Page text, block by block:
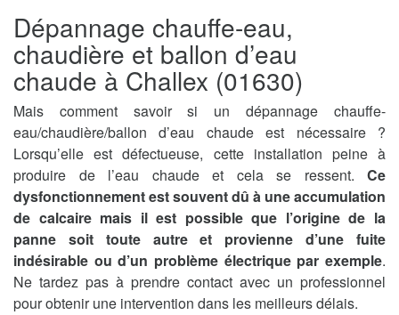
Dépannage chauffe-eau,
chaudière et ballon d’eau
chaude à Challex (01630)
Mais comment savoir si un dépannage chauffe-
eau/chaudière/ballon d’eau chaude est nécessaire ?
Lorsqu’elle est défectueuse, cette installation peine à
produire de l’eau chaude et cela se ressent. Ce
dysfonctionnement est souvent dû à une accumulation
de calcaire mais il est possible que l’origine de la
panne soit toute autre et provienne d’une fuite
indésirable ou d’un problème électrique par exemple.
Ne tardez pas à prendre contact avec un professionnel
pour obtenir une intervention dans les meilleurs délais.